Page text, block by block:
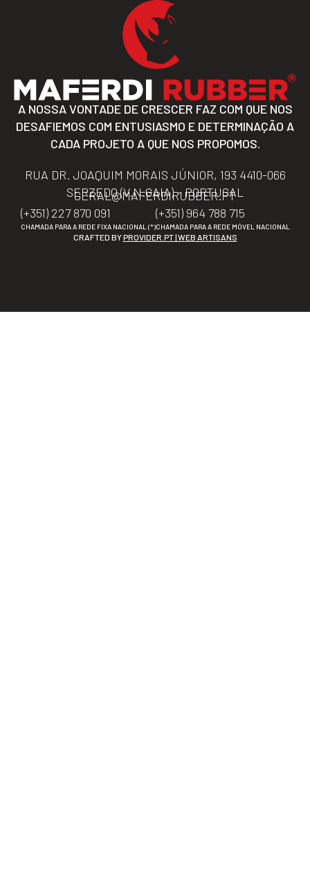
A NOSSA VONTADE DE CRESCER FAZ COM QUE NOS
DESAFIEMOS COM ENTUSIASMO E DETERMINAÇÃO A
CADA PROJETO A QUE NOS PROPOMOS.
RUA DR. JOAQUIM MORAIS JÚNIOR, 193 4410-066
SERZEDO (V.N.GAIA) – PORTUGAL
GERAL@MAFERDIRUBBER.PT
(+351) 227 870 091
CHAMADA PARA A REDE FIXA NACIONAL (*)
(+351) 964 788 715
CHAMADA PARA A REDE MÓVEL NACIONAL
CRAFTED BYPROVIDER.PT | WEB ARTISANS